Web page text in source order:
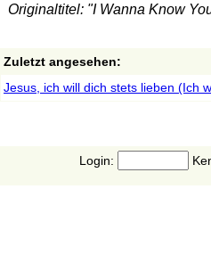
Originaltitel: "I Wanna Know
Zuletzt angesehen:
Jesus, ich will dich stets lieben (Ich
Login: